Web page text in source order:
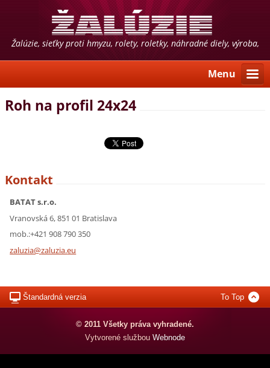
Žalúzie, sieťky proti hmyzu, rolety, roletky, náhradné diely, výroba,
Menu
Roh na profil 24x24
Kontakt
BATAT s.r.o.
Vranovská 6, 851 01 Bratislava
mob.:+421 908 790 350
zaluzia@zaluzia.eu
Štandardná verzia To Top
© 2011 Všetky práva vyhradené.
Vytvorené službou Webnode